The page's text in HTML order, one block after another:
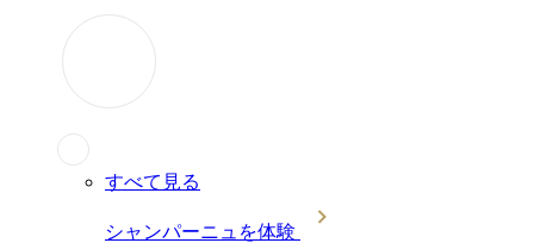
すべて見る
シャンパーニュを体験